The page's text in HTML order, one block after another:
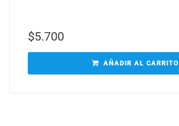
$5.700
AÑADIR AL CARRITO